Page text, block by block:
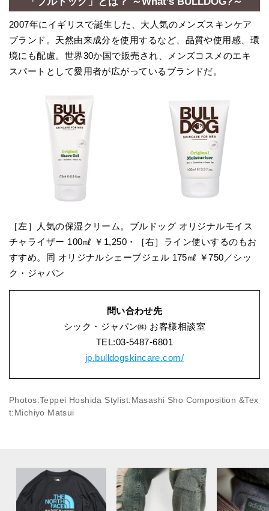
2007年にイギリスで誕生した、大人気のメンズスキンケア
ブランド。天然由来成分を使用するなど、品質や使用感、環
境にも配慮。世界30か国で販売され、メンズコスメのエキ
スパートとして愛用者が広がっているブランドだ。
［左］人気の保湿クリーム。ブルドッグ オリジナルモイス
チャライザー 100㎖ ￥1,250・［右］ライン使いするのもお
すすめ。同 オリジナルシェーブジェル 175㎖ ￥750／シッ
ク・ジャパン
問い合わせ先
シック・ジャパン㈱ お客様相談室
TEL:03-5487-6801
jp.bulldogskincare.com/
Photos:Teppei Hoshida Stylist:Masashi Sho Composition &Tex
t:Michiyo Matsui